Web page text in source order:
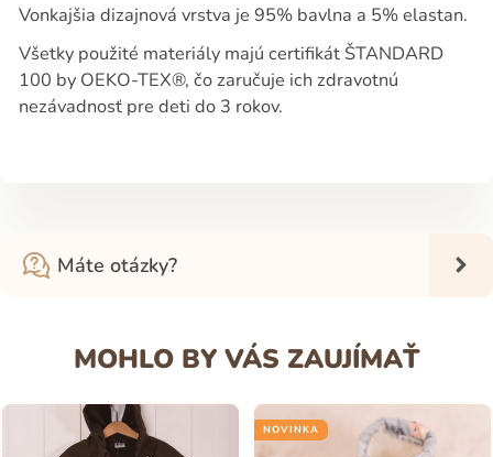
Vonkajšia dizajnová vrstva je 95% bavlna a 5% elastan.
Všetky použité materiály majú certifikát ŠTANDARD
100 by OEKO-TEX®, čo zaručuje ich zdravotnú
nezávadnosť pre deti do 3 rokov.
Máte otázky?
MOHLO BY VÁS ZAUJÍMAŤ
NOVINKA